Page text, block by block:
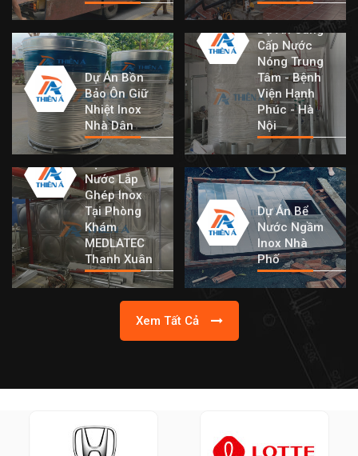
Dự Án Bồn
Bảo Ôn Giữ
Nhiệt Inox
Nhà Dân
Dự Án Cung
Cấp Nước
Nóng Trung
Tâm - Bệnh
Viện Hạnh
Phúc - Hà
Nội
Nước Lắp
Ghép Inox
Tại Phòng
Khám
MEDLATEC
Thanh Xuân
Dự Án Bể
Nước Ngầm
Inox Nhà
Phố
Xem Tất Cả